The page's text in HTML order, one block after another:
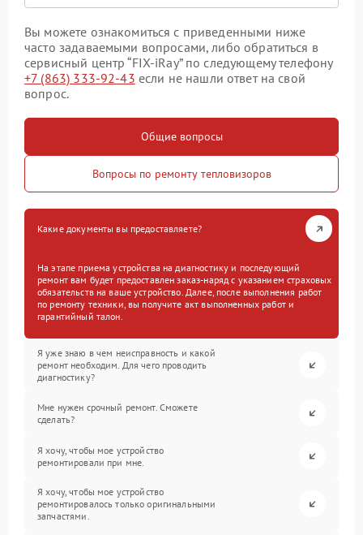
Вы можете ознакомиться с приведенными ниже
часто задаваемыми вопросами, либо обратиться в
сервисный центр “FIX-iRay” по следующему телефону
+7 (863) 333-92-43 если не нашли ответ на свой
вопрос.
Общие вопросы
Вопросы по ремонту тепловизоров
Какие документы вы предоставляете?
На этапе приема устройства на диагностику и последующий
ремонт вам будет предоставлен заказ-наряд с указанием страховых
обязательств на ваше устройство. Далее, после выполнения работ
по ремонту техники, вы получите акт выполненных работ и
гарантийный талон.
Я уже знаю в чем неисправность и какой
ремонт необходим. Для чего проводить
диагностику?
Мне нужен срочный ремонт. Сможете
сделать?
Я хочу, чтобы мое устройство
ремонтировали при мне.
Я хочу, чтобы мое устройство
ремонтировалось только оригинальными
запчастями.